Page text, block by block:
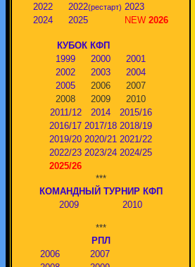
2022
2022(рестарт) 2023
2024
2025 NEW 2026
КУБОК КФП
1999
2000
2001
2002
2003
2004
2005
2006
2007
2008
2009
2010
2011/12
2014
2015/16
2016/17 2017/18 2018/19
2019/20 2020/21 2021/22
2022/23 2023/24 2024/25
2025/26
***
КОМАНДНЫЙ ТУРНИР КФП
2009
2010
***
РПЛ
2006
2007